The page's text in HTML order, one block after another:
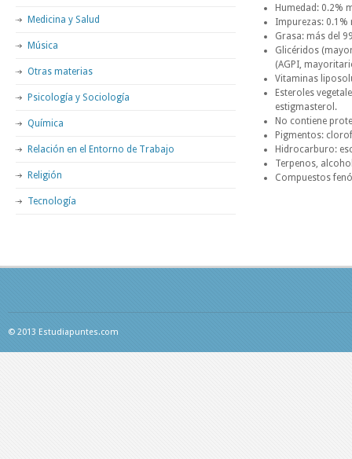
Humedad: 0.2%
Impurezas: 0.1%
Grasa: más del
Glicéridos
(AGPI,
Vitaminas
Esteroles
estigmasterol.
No contiene
Pigmentos:
Hidrocarburo:
Terpenos,
Compuestos
Medicina y Salud
Música
Otras materias
Psicología y Sociología
Química
Relación en el Entorno de Trabajo
Religión
Tecnología
© 2013 Estudiapuntes.com